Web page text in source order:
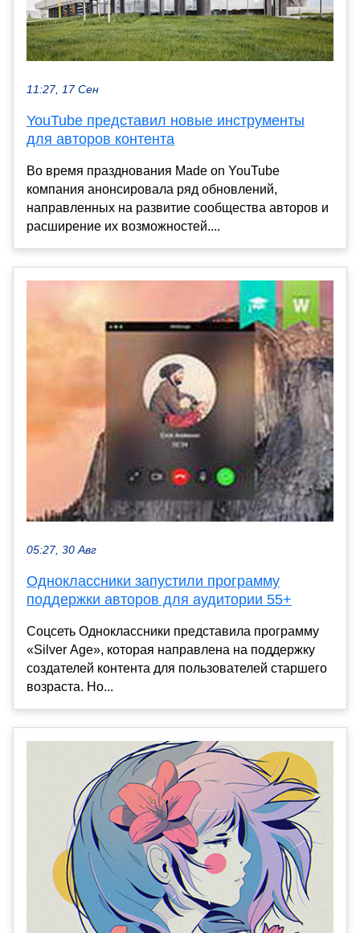
11:27, 17 Сен
YouTube представил новые инструменты
для авторов контента
Во время празднования Made on YouTube
компания анонсировала ряд обновлений,
направленных на развитие сообщества авторов и
расширение их возможностей....
05:27, 30 Авг
Одноклассники запустили программу
поддержки авторов для аудитории 55+
Соцсеть Одноклассники представила программу
«Silver Age», которая направлена на поддержку
создателей контента для пользователей старшего
возраста. Но...